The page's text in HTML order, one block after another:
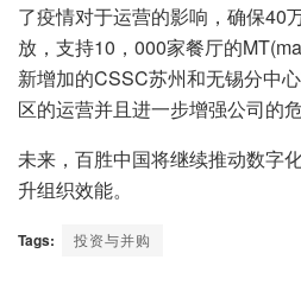
了疫情对于运营的影响，确保40
放，支持10，000家餐厅的
新增加的CSSC苏州和无锡分中
区的运营并且进一步增强公司的
未来，百胜中国将继续推动数字
升组织效能。
Tags: 投资与并购